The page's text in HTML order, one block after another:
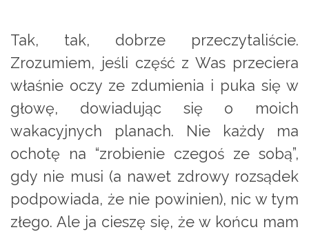
Tak, tak, dobrze przeczytaliście.
Zrozumiem, jeśli część z Was przeciera
właśnie oczy ze zdumienia i puka się w
głowę, dowiadując się o moich
wakacyjnych planach. Nie każdy ma
ochotę na “zrobienie czegoś ze sobą”,
gdy nie musi (a nawet zdrowy rozsądek
podpowiada, że nie powinien), nic w tym
złego. Ale ja cieszę się, że w końcu mam